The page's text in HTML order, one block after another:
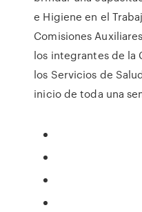
e Higiene en el
Comisiones
los integrantes de la
los Servicios de
inicio de toda una